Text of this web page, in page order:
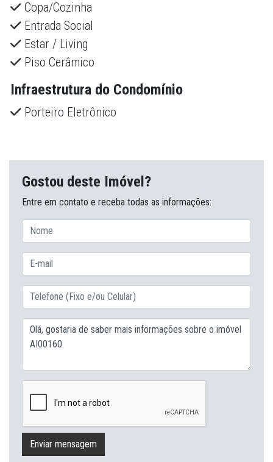
Copa/Cozinha
Entrada Social
Estar / Living
Piso Cerâmico
Infraestrutura do Condomínio
Porteiro Eletrônico
Gostou deste Imóvel?
Entre em contato e receba todas as informações:
Enviar mensagem